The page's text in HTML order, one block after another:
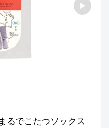
るでこたつソックス